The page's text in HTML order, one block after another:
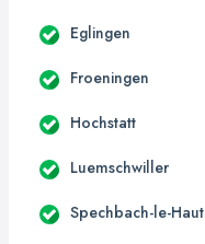
Eglingen
Froeningen
Hochstatt
Luemschwiller
Spechbach-le-Haut